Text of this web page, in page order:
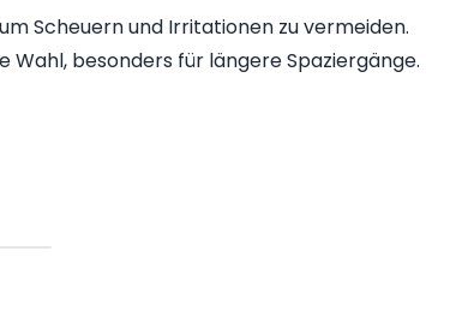
Scheuern und Irritationen zu vermeiden.
besonders für längere Spaziergänge.